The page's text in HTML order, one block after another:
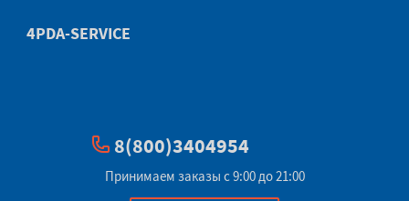
4PDA-SERVICE
8(800)3404954
Принимаем заказы с 9:00 до 21:00